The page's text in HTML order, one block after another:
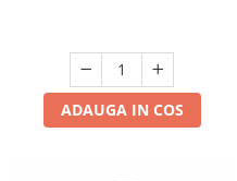
ADAUGA IN COS